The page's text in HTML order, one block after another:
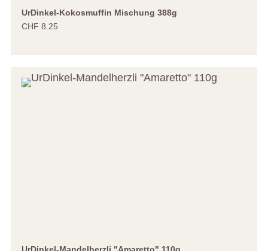
UrDinkel-Kokosmuffin Mischung 388g
CHF 8.25